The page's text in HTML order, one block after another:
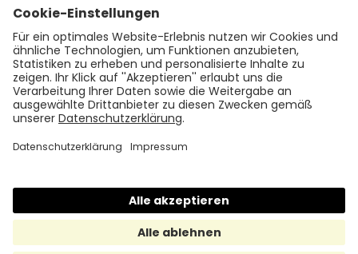
Empfehlen
Über uns
Presse
Karriere
Rechtliches